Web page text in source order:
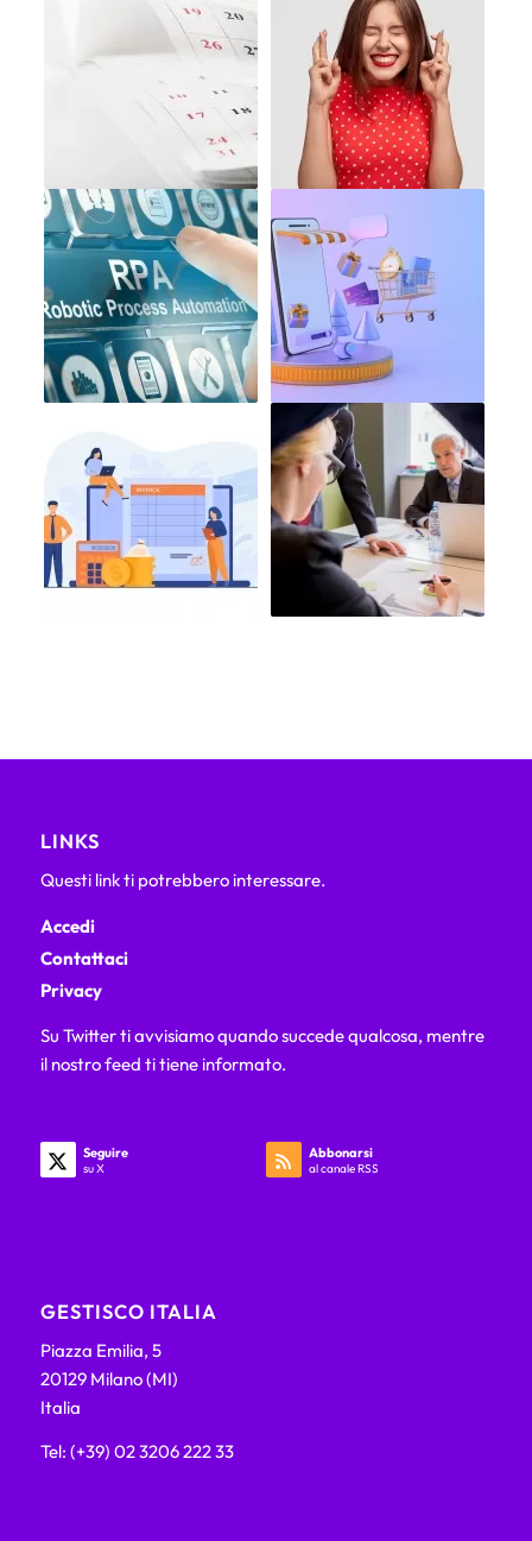
LINKS
Questi link ti potrebbero interessare.
Accedi
Contattaci
Privacy
Su Twitter ti avvisiamo quando succede qualcosa, mentre
il nostro feed ti tiene informato.
Seguire
su X
Abbonarsi
al canale RSS
GESTISCO ITALIA
Piazza Emilia, 5
20129 Milano (MI)
Italia
Tel: (+39) 02 3206 222 33